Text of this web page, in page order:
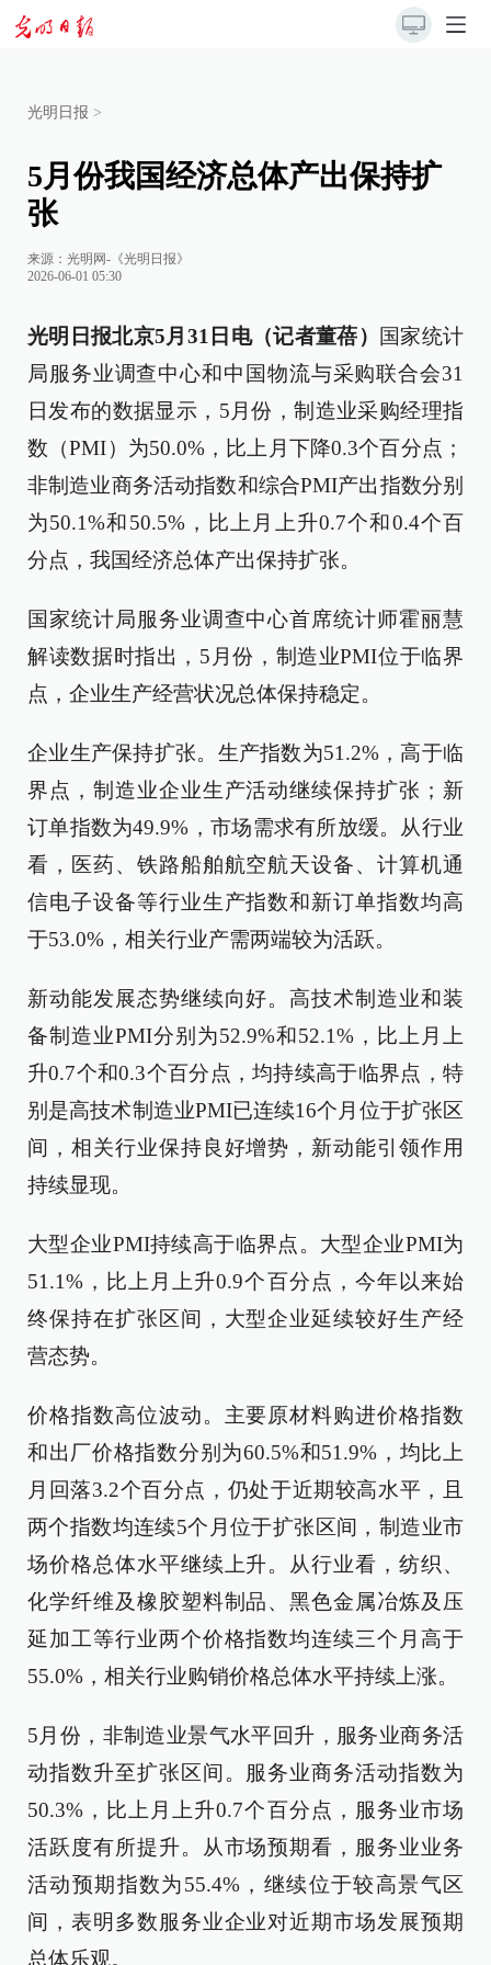
光明日报 >
5月份我国经济总体产出保持扩
张
来源： 光明网-《光明日报》
2026-06-01 05:30
光明日报北京5月31日电（记者董蓓）
国家统计
局服务业调查中心和中国物流与采购联合会31
日发布的数据显示，5月份，制造业采购经理指
数（PMI）为50.0%，比上月下降0.3个百分点；
非制造业商务活动指数和综合PMI产出指数分别
为50.1%和50.5%，比上月上升0.7个和0.4个百
分点，我国经济总体产出保持扩张。
国家统计局服务业调查中心首席统计师霍丽慧
解读数据时指出，5月份，制造业PMI位于临界
点，企业生产经营状况总体保持稳定。
企业生产保持扩张。生产指数为51.2%，高于临
界点，制造业企业生产活动继续保持扩张；新
订单指数为49.9%，市场需求有所放缓。从行业
看，医药、铁路船舶航空航天设备、计算机通
信电子设备等行业生产指数和新订单指数均高
于53.0%，相关行业产需两端较为活跃。
新动能发展态势继续向好。高技术制造业和装
备制造业PMI分别为52.9%和52.1%，比上月上
升0.7个和0.3个百分点，均持续高于临界点，特
别是高技术制造业PMI已连续16个月位于扩张区
间，相关行业保持良好增势，新动能引领作用
持续显现。
大型企业PMI持续高于临界点。大型企业PMI为
51.1%，比上月上升0.9个百分点，今年以来始
终保持在扩张区间，大型企业延续较好生产经
营态势。
价格指数高位波动。主要原材料购进价格指数
和出厂价格指数分别为60.5%和51.9%，均比上
月回落3.2个百分点，仍处于近期较高水平，且
两个指数均连续5个月位于扩张区间，制造业市
场价格总体水平继续上升。从行业看，纺织、
化学纤维及橡胶塑料制品、黑色金属冶炼及压
延加工等行业两个价格指数均连续三个月高于
55.0%，相关行业购销价格总体水平持续上涨。
5月份，非制造业景气水平回升，服务业商务活
动指数升至扩张区间。服务业商务活动指数为
50.3%，比上月上升0.7个百分点，服务业市场
活跃度有所提升。从市场预期看，服务业业务
活动预期指数为55.4%，继续位于较高景气区
间，表明多数服务业企业对近期市场发展预期
总体乐观。